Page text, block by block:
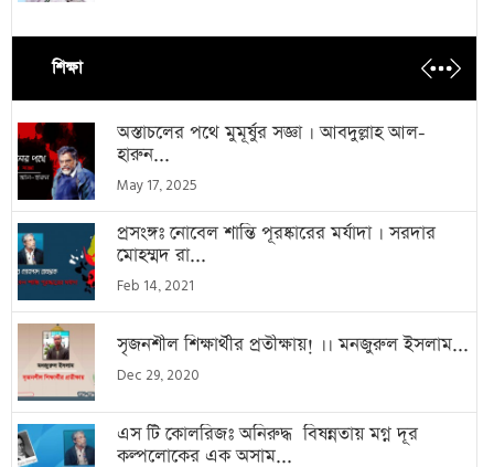
শিক্ষা
অস্তাচলের পথে মুমূর্ষুর সজ্ঞা । আবদুল্লাহ আল-
হারুন...
May 17, 2025
প্রসংঙ্গঃ নোবেল শান্তি পূরষ্কারের মর্যাদা । সরদার
মোহম্মদ রা...
Feb 14, 2021
সৃজনশীল শিক্ষার্থীর প্রতীক্ষায়! ।। মনজুরুল ইসলাম...
Dec 29, 2020
এস টি কোলরিজঃ অনিরুদ্ধ বিষন্নতায় মগ্ন দূর
কল্পলোকের এক অসাম...